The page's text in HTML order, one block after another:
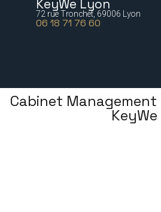
KeyWe Lyon
72 rue Tronchet, 69006 Lyon
06 18 71 76 60
Cabinet
KeyWe